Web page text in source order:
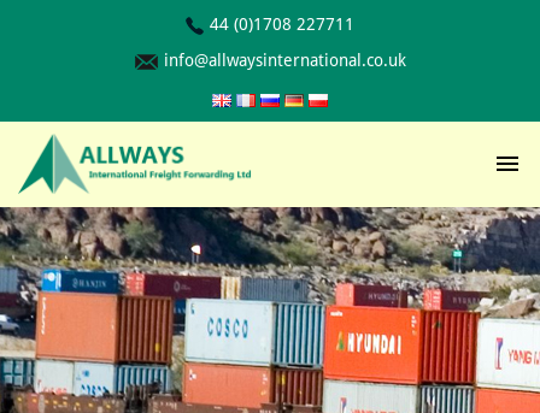
44 (0)1708 227711
info@allwaysinternational.co.uk